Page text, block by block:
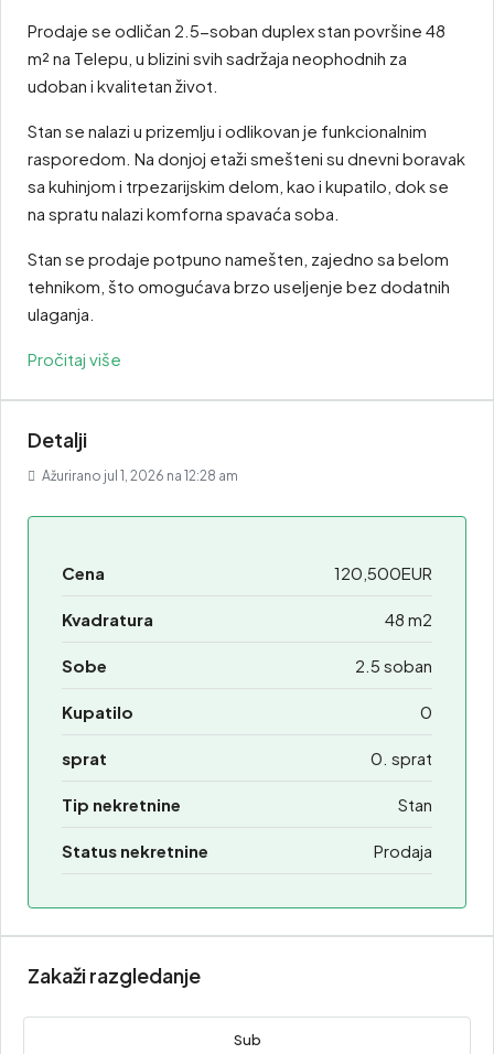
Prodaje se odličan 2.5-soban duplex stan površine 48
m² na Telepu, u blizini svih sadržaja neophodnih za
udoban i kvalitetan život.
Stan se nalazi u prizemlju i odlikovan je funkcionalnim
rasporedom. Na donjoj etaži smešteni su dnevni boravak
sa kuhinjom i trpezarijskim delom, kao i kupatilo, dok se
na spratu nalazi komforna spavaća soba.
Stan se prodaje potpuno namešten, zajedno sa belom
tehnikom, što omogućava brzo useljenje bez dodatnih
ulaganja.
Pročitaj više
Detalji
Ažurirano jul 1, 2026 na 12:28 am
Cena 120,500EUR
Kvadratura 48 m2
Sobe 2.5 soban
Kupatilo 0
sprat 0. sprat
Tip nekretnine Stan
Status nekretnine Prodaja
Zakaži razgledanje
Sub